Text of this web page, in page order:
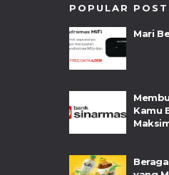
POPULAR
Mari
Kamu